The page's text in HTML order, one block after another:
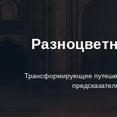
Трансформирующее